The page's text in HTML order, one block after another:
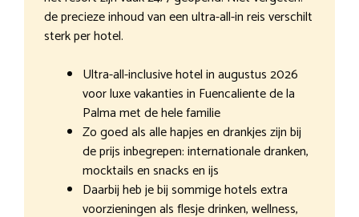
de precieze inhoud van een ultra-all-in reis verschilt
sterk per hotel.
Ultra-all-inclusive hotel in augustus 2026
voor luxe vakanties in Fuencaliente de la
Palma met de hele familie
Zo goed als alle hapjes en drankjes zijn bij
de prijs inbegrepen: internationale dranken,
mocktails en snacks en ijs
Daarbij heb je bij sommige hotels extra
voorzieningen als flesje drinken, wellness,